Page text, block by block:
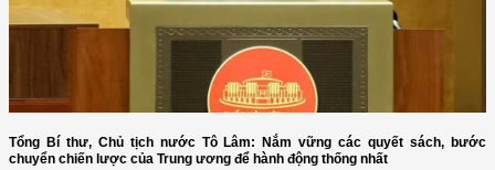
Tổng Bí thư, Chủ tịch nước Tô Lâm: Nắm vững các quyết sách, bước
chuyển chiến lược của Trung ương để hành động thống nhất